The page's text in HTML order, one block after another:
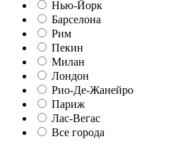
Нью-Йорк
Барселона
Рим
Пекин
Милан
Лондон
Рио-Де-Жанейро
Париж
Лас-Вегас
Все города